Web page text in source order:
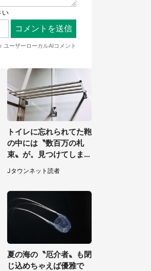
トイレに忘れられてた鞄
の中には〝数百万の札
束〟が。見つけてしまっ
た私は慌てて...
Jタウンネット読者
夏の海の〝厄介者〟も閉
じ込めちゃえば優雅で